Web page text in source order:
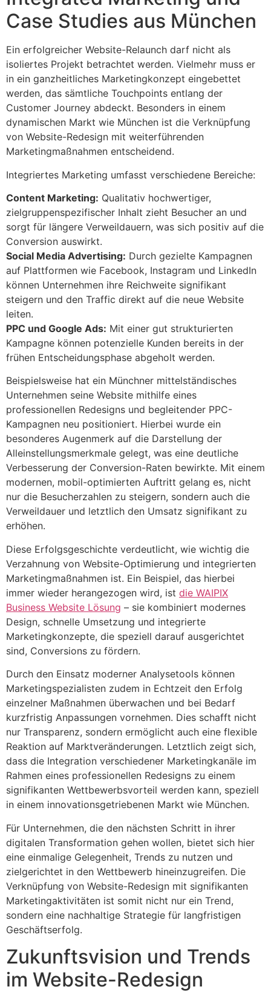
Case Studies aus München
Ein erfolgreicher Website-Relaunch darf nicht als
isoliertes Projekt betrachtet werden. Vielmehr muss er
in ein ganzheitliches Marketingkonzept eingebettet
werden, das sämtliche Touchpoints entlang der
Customer Journey abdeckt. Besonders in einem
dynamischen Markt wie München ist die Verknüpfung
von Website-Redesign mit weiterführenden
Marketingmaßnahmen entscheidend.
Integriertes Marketing umfasst verschiedene Bereiche:
Content Marketing: Qualitativ hochwertiger,
zielgruppenspezifischer Inhalt zieht Besucher an und
sorgt für längere Verweildauern, was sich positiv auf die
Conversion auswirkt.
Social Media Advertising: Durch gezielte Kampagnen
auf Plattformen wie Facebook, Instagram und LinkedIn
können Unternehmen ihre Reichweite signifikant
steigern und den Traffic direkt auf die neue Website
leiten.
PPC und Google Ads: Mit einer gut strukturierten
Kampagne können potenzielle Kunden bereits in der
frühen Entscheidungsphase abgeholt werden.
Beispielsweise hat ein Münchner mittelständisches
Unternehmen seine Website mithilfe eines
professionellen Redesigns und begleitender PPC-
Kampagnen neu positioniert. Hierbei wurde ein
besonderes Augenmerk auf die Darstellung der
Alleinstellungsmerkmale gelegt, was eine deutliche
Verbesserung der Conversion-Raten bewirkte. Mit einem
modernen, mobil-optimierten Auftritt gelang es, nicht
nur die Besucherzahlen zu steigern, sondern auch die
Verweildauer und letztlich den Umsatz signifikant zu
erhöhen.
Diese Erfolgsgeschichte verdeutlicht, wie wichtig die
Verzahnung von Website-Optimierung und integrierten
Marketingmaßnahmen ist. Ein Beispiel, das hierbei
immer wieder herangezogen wird, ist die WAIPIX
Business Website Lösung – sie kombiniert modernes
Design, schnelle Umsetzung und integrierte
Marketingkonzepte, die speziell darauf ausgerichtet
sind, Conversions zu fördern.
Durch den Einsatz moderner Analysetools können
Marketingspezialisten zudem in Echtzeit den Erfolg
einzelner Maßnahmen überwachen und bei Bedarf
kurzfristig Anpassungen vornehmen. Dies schafft nicht
nur Transparenz, sondern ermöglicht auch eine flexible
Reaktion auf Marktveränderungen. Letztlich zeigt sich,
dass die Integration verschiedener Marketingkanäle im
Rahmen eines professionellen Redesigns zu einem
signifikanten Wettbewerbsvorteil werden kann, speziell
in einem innovationsgetriebenen Markt wie München.
Für Unternehmen, die den nächsten Schritt in ihrer
digitalen Transformation gehen wollen, bietet sich hier
eine einmalige Gelegenheit, Trends zu nutzen und
zielgerichtet in den Wettbewerb hineinzugreifen. Die
Verknüpfung von Website-Redesign mit signifikanten
Marketingaktivitäten ist somit nicht nur ein Trend,
sondern eine nachhaltige Strategie für langfristigen
Geschäftserfolg.
Zukunftsvision und Trends
im Website-Redesign